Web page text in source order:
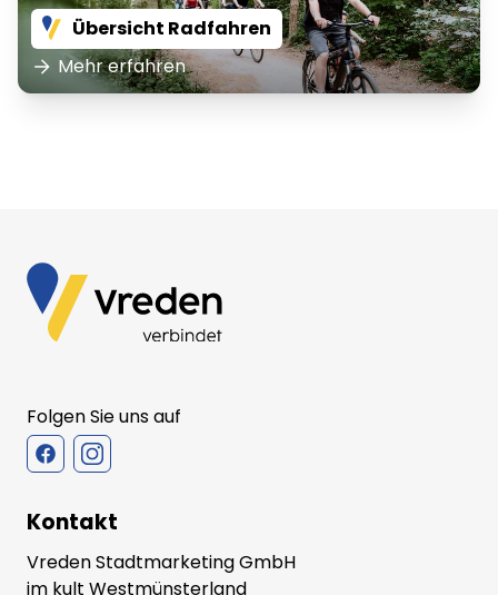
Übersicht Radfahren
Mehr erfahren
Folgen Sie uns auf
Kontakt
Vreden Stadtmarketing GmbH
im kult Westmünsterland